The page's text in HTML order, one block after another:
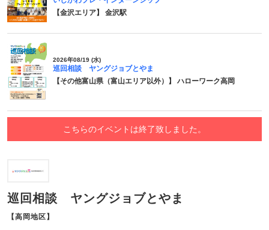
【金沢エリア】 金沢駅
2026年08/19 (水)
巡回相談 ヤングジョブとやま
【その他富山県（富山エリア以外）】 ハローワーク高岡
こちらのイベントは終了致しました。
巡回相談 ヤングジョブとやま
【高岡地区】